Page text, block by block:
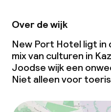
Over de wijk
New Port Hotel ligt in
mix van culturen in
Joodse wijk een
Niet alleen voor